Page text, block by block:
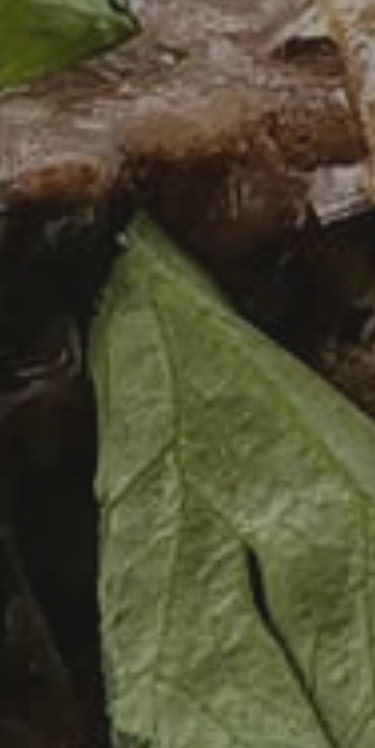
RIND 03/07/2019